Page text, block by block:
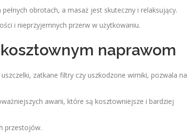
obrotach, a masaż jest skuteczny i relaksujący.
i nieprzyjemnych przerw w użytkowaniu.
naprawom
zatkane filtry czy uszkodzone wirniki, pozwala na
awarii, które są kosztowniejsze i bardziej
przestojów.